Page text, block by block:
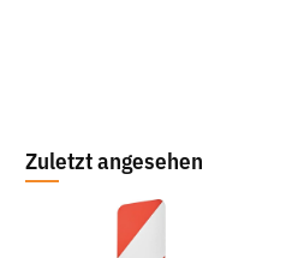
Zuletzt angesehen